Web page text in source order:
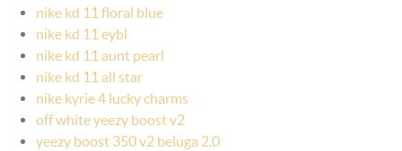
nike kd 11 floral blue
nike kd 11 eybl
nike kd 11 aunt pearl
nike kd 11 all star
nike kyrie 4 lucky charms
off white yeezy boost v2
yeezy boost 350 v2 beluga 2.0